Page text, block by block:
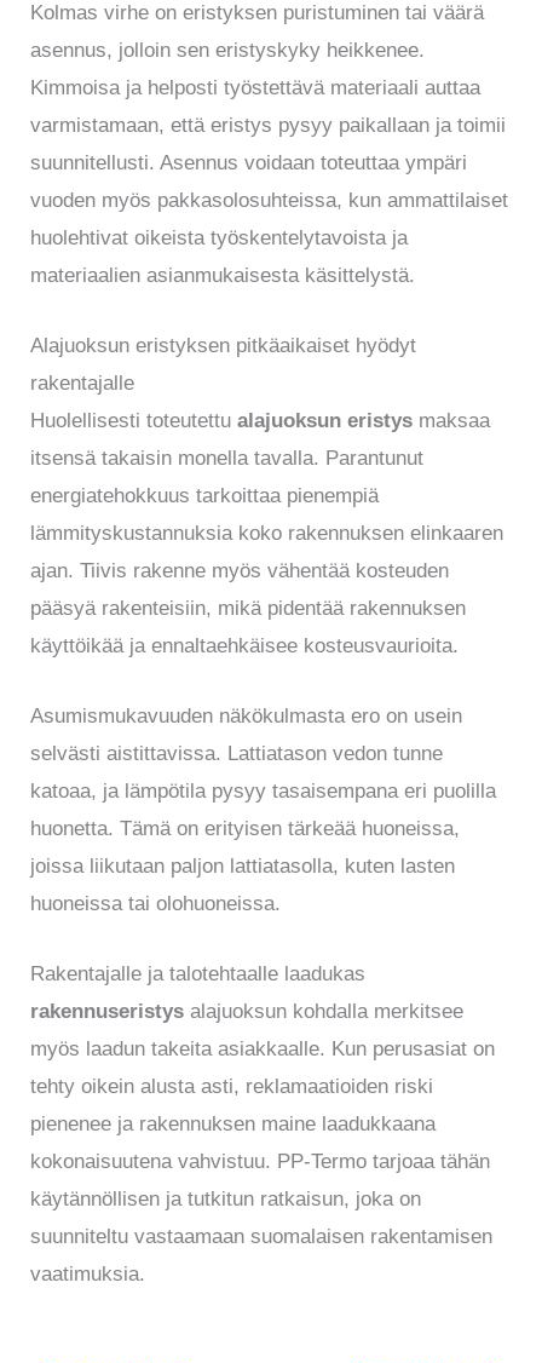
Kolmas virhe on eristyksen puristuminen tai väärä
asennus, jolloin sen eristyskyky heikkenee.
Kimmoisa ja helposti työstettävä materiaali auttaa
varmistamaan, että eristys pysyy paikallaan ja toimii
suunnitellusti. Asennus voidaan toteuttaa ympäri
vuoden myös pakkasolosuhteissa, kun ammattilaiset
huolehtivat oikeista työskentelytavoista ja
materiaalien asianmukaisesta käsittelystä.
Alajuoksun eristyksen pitkäaikaiset hyödyt
rakentajalle
Huolellisesti toteutettualajuoksun eristys maksaa
itsensä takaisin monella tavalla. Parantunut
energiatehokkuus tarkoittaa pienempiä
lämmityskustannuksia koko rakennuksen elinkaaren
ajan. Tiivis rakenne myös vähentää kosteuden
pääsyä rakenteisiin, mikä pidentää rakennuksen
käyttöikää ja ennaltaehkäisee kosteusvaurioita.
Asumismukavuuden näkökulmasta ero on usein
selvästi aistittavissa. Lattiatason vedon tunne
katoaa, ja lämpötila pysyy tasaisempana eri puolilla
huonetta. Tämä on erityisen tärkeää huoneissa,
joissa liikutaan paljon lattiatasolla, kuten lasten
huoneissa tai olohuoneissa.
Rakentajalle ja talotehtaalle laadukas
rakennuseristys alajuoksun kohdalla merkitsee
myös laadun takeita asiakkaalle. Kun perusasiat on
tehty oikein alusta asti, reklamaatioiden riski
pienenee ja rakennuksen maine laadukkaana
kokonaisuutena vahvistuu. PP-Termo tarjoaa tähän
käytännöllisen ja tutkitun ratkaisun, joka on
suunniteltu vastaamaan suomalaisen rakentamisen
vaatimuksia.